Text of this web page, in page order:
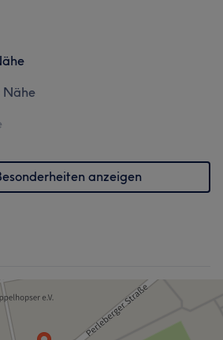
Nähe
anzeigen